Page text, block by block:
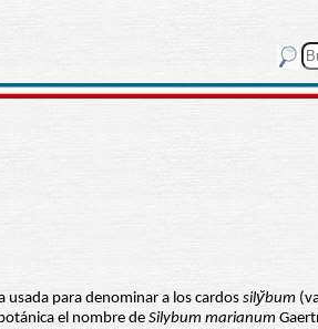
usada para denominar a los cardos sily̆bum
el nombre de Silybum marianum